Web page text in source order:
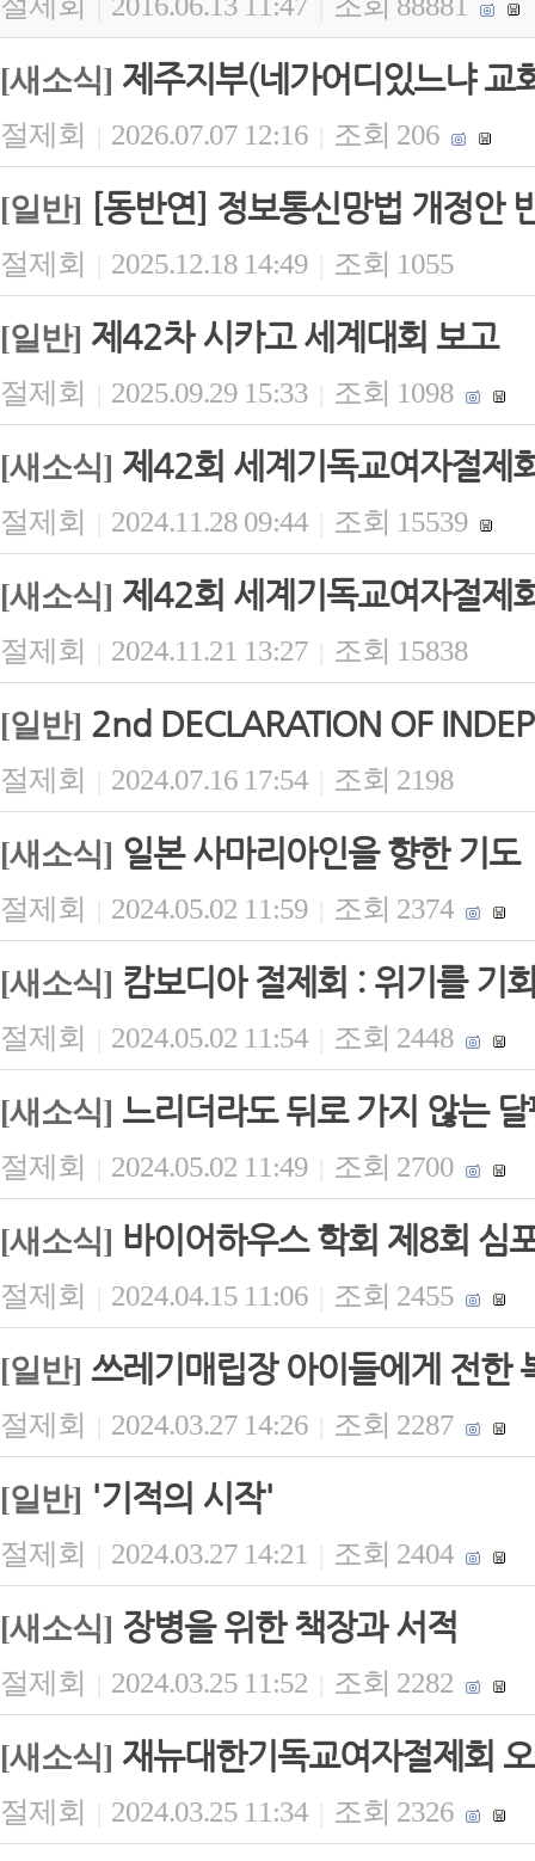
[새소식] 제주지부(네가어디있느냐 교
절제회 | 2026.07.07 12:16 | 조회 206
[일반] [동반연] 정보통신망법 개정안
절제회 | 2025.12.18 14:49 | 조회 1055
[일반] 제42차 시카고 세계대회 보고
절제회 | 2025.09.29 15:33 | 조회 1098
[새소식] 제42회 세계기독교여자절제
절제회 | 2024.11.28 09:44 | 조회 15539
[새소식] 제42회 세계기독교여자절제
절제회 | 2024.11.21 13:27 | 조회 15838
[일반] 2nd DECLARATION OF
절제회 | 2024.07.16 17:54 | 조회 2198
[새소식] 일본 사마리아인을 향한 기도
절제회 | 2024.05.02 11:59 | 조회 2374
[새소식] 캄보디아 절제회 : 위기를 기
절제회 | 2024.05.02 11:54 | 조회 2448
[새소식] 느리더라도 뒤로 가지 않는
절제회 | 2024.05.02 11:49 | 조회 2700
[새소식] 바이어하우스 학회 제8회 심
절제회 | 2024.04.15 11:06 | 조회 2455
[일반] 쓰레기매립장 아이들에게 전한
절제회 | 2024.03.27 14:26 | 조회 2287
[일반] '기적의 시작'
절제회 | 2024.03.27 14:21 | 조회 2404
[새소식] 장병을 위한 책장과 서적
절제회 | 2024.03.25 11:52 | 조회 2282
[새소식] 재뉴대한기독교여자절제회
절제회 | 2024.03.25 11:34 | 조회 2326